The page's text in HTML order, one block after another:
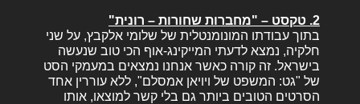
2. טקסט – "מחברות שחורות – רונית"
בתוך עבודתו המונומנטלית של שלומי אלקבץ, על שני
חלקיה, נמצא לדעתי המייקינג-אוף הכי טוב שנעשה
בישראל. זה קורה כאשר אנחנו נמצאים במעמקי הסט
של "גט: המשפט של ויויאן אמסלם", ללא עוררין אחד
הסרטים הטובים ביותר גם בלי קשר למוצאו, אותו